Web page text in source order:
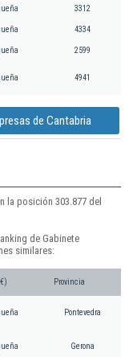
3312
4334
2599
4941
de Cantabria
la posición 303.877 del
de Gabinete
similares:
Provincia
Pontevedra
Gerona